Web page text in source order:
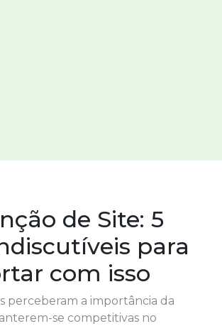
de Site: 5
para
com isso
perceberam a importância da
se competitivas no